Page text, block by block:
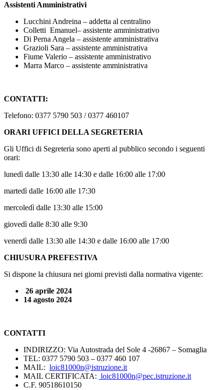
Assistenti Amministrativi
Lucchini Andreina – addetta al centralino
Colletti Emanuel– assistente amministrativo
Di Perna Angela – assistente amministrativa
Grazioli Sara – assistente amministrativa
Fiume Valerio – assistente amministrativo
Marra Marco – assistente amministrativa
CONTATTI:
Telefono: 0377 5790 503 / 0377 460107
ORARI UFFICI DELLA SEGRETERIA
Gli Uffici di Segreteria sono aperti al pubblico secondo i seguenti
orari:
lunedì dalle 13:30 alle 14:30 e dalle 16:00 alle 17:00
martedì dalle 16:00 alle 17:30
mercoledì dalle 13:30 alle 15:00
giovedì dalle 8:30 alle 9:30
venerdì dalle 13:30 alle 14:30 e dalle 16:00 alle 17:00
CHIUSURA PREFESTIVA
Si dispone la chiusura nei giorni previsti dalla normativa vigente:
26 aprile 2024
14 agosto 2024
CONTATTI
INDIRIZZO: Via Autostrada del Sole 4 -26867 – Somaglia
TEL: 0377 5790 503 – 0377 460 107
MAIL: loic81000n@istruzione.it
MAIL CERTIFICATA: loic81000n@pec.istruzione.it
C.F. 90518610150